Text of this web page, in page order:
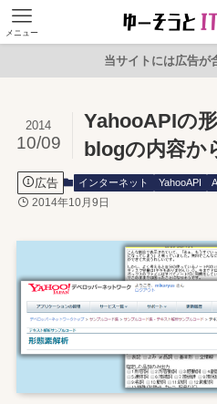
メニュー
当サイトには広告が
YahooAPIの
blogの内容か
2014
10/09
広告 インターネット YahooAPI
2014年10月9日